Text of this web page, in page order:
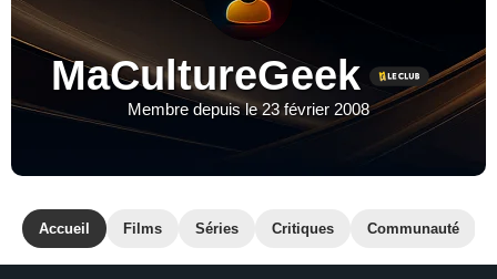
MaCultureGeek
Membre depuis le 23 février 2008
Accueil Films Séries Critiques Communauté